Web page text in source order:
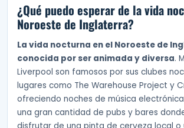
¿Qué puedo esperar de la vida
Noroeste de Inglaterra?
La vida nocturna en el Noroeste de
conocida por ser animada y diversa.
Liverpool son famosos por sus clubes
lugares como The Warehouse Project y
ofreciendo noches de música
una gran cantidad de pubs y bares